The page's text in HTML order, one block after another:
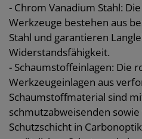
- Chrom Vanadium Stahl:
Werkzeuge bestehen aus
Stahl und garantieren
Widerstandsfähigkeit.
- Schaumstoffeinlagen: Die
Werkzeugeinlagen aus
Schaumstoffmaterial sind
schmutzabweisenden
Schutzschicht in